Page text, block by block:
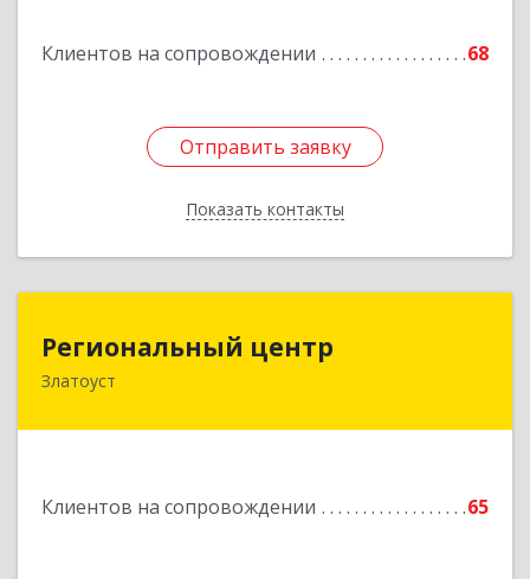
Клиентов на сопровождении 68
Отправить заявку
Показать контакты
Отправить заявку
Назад
Региональный центр
Златоуст
Клиентов на сопровождении 65
Региональный центр
456227, Челябинская обл, Златоуст г, Мира пр-